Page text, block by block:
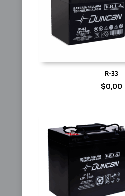
R-33
$0,00